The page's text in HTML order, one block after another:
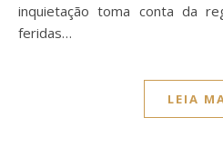
inquietação toma conta da
feridas…
LEIA